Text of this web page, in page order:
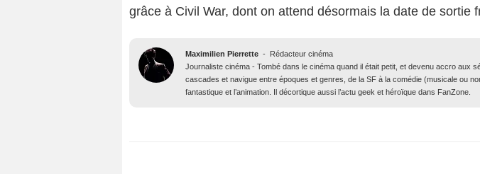
grâce à Civil War, dont on attend désormais la date de sortie
Maximilien Pierrette -
Rédacteur cinéma
Journaliste cinéma - Tombé dans le cinéma quand il était petit, et devenu accro aux
cascades et navigue entre époques et genres, de la SF à la comédie (musicale ou
fantastique et l’animation. Il décortique aussi l’actu geek et héroïque dans FanZone.